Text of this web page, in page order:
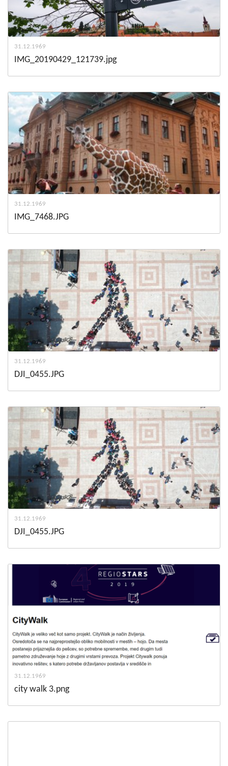
31.12.1969
IMG_20190429_121739.jpg
31.12.1969
IMG_7468.JPG
31.12.1969
DJI_0455.JPG
31.12.1969
DJI_0455.JPG
31.12.1969
city walk 3.png